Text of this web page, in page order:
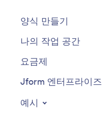
양식 만들기
나의 작업 공간
요금제
Jform 엔터프라이즈
예시